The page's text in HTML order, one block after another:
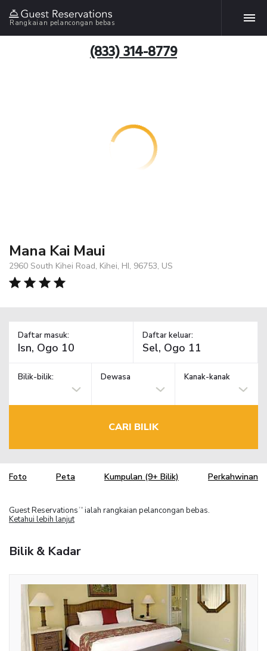
Rangkaian pelancongan bebas
(833) 314-8779
Mana Kai Maui
2960 South Kihei Road, Kihei, HI, 96753, US
Daftar masuk: Daftar keluar:
Bilik-bilik: Dewasa Kanak-kanak
CARI BILIK
Foto Peta Kumpulan (9+ Bilik) Perkahwinan
Guest Reservations TM ialah rangkaian pelancongan bebas.
Ketahui lebih lanjut
Bilik & Kadar